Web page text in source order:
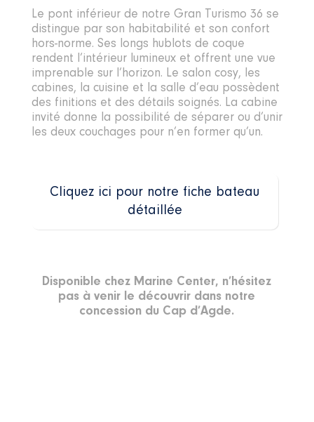
Le pont inférieur de notre Gran Turismo 36 se
distingue par son habitabilité et son confort
hors-norme. Ses longs hublots de coque
rendent l’intérieur lumineux et offrent une vue
imprenable sur l’horizon. Le salon cosy, les
cabines, la cuisine et la salle d’eau possèdent
des finitions et des détails soignés. La cabine
invité donne la possibilité de séparer ou d’unir
les deux couchages pour n’en former qu’un.
Cliquez ici pour notre fiche bateau
détaillée
Disponible chez Marine Center, n’hésitez
pas à venir le découvrir dans notre
concession du Cap d’Agde.